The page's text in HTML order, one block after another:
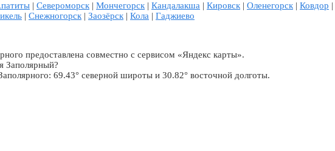
| Североморск| Мончегорск| Кандалакша | Кировск| Оленегорск| Ковдор |
| Снежногорск| Заозёрск| Кола | Гаджиево
предоставлена совместно с сервисом «Яндекс карты».
Заполярный?
69.43° северной широты и 30.82° восточной долготы.